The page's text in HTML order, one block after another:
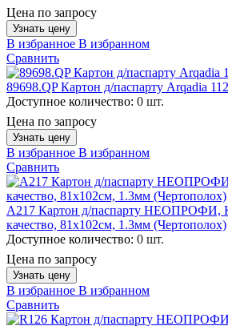
Цена по запросу
Узнать цену
В избранное В избранном
Сравнить
89698.QP Картон д/паспарту Arqadia
Доступное количество: 0 шт.
Цена по запросу
Узнать цену
В избранное В избранном
Сравнить
A217 Картон д/паспарту НЕОПРОФИ,
качество, 81х102см, 1.3мм (Чертополох)
Доступное количество: 0 шт.
Цена по запросу
Узнать цену
В избранное В избранном
Сравнить